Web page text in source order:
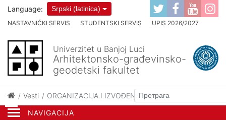
NAVIGACIJA
NASTAVNIČKI SERVIS STUDENTSKI SERVIS UPIS 2026/2027
Language: Srpski (latinica)
Univerzitet u Banjoj Luci
Arhitektonsko-građevinsko-
geodetski fakultet
Vesti ORGANIZACIJA I IZVOĐENJE RADOVA- rezultati 1. jun